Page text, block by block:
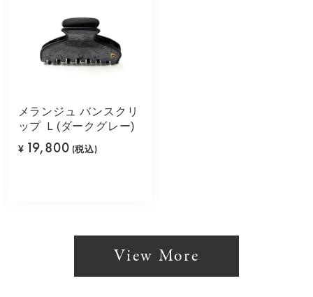
メランジュ バンスクリ
ップ Ｌ(ダークグレー)
¥ 19,800 (税込)
View More